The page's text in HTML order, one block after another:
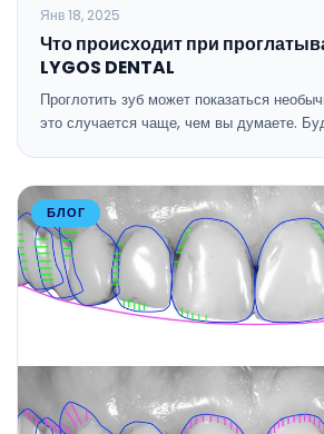
БЛОГ
Янв 18, 2025
Что происходит при
LYGOS DENTAL
Проглотить зуб может показаться
это случается чаще, чем вы думаете.
БЛОГ